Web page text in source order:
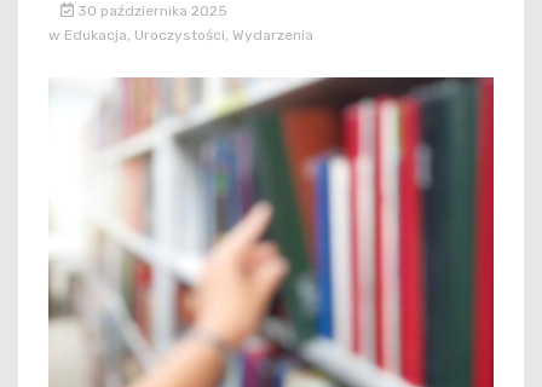
30 października 2025
w Edukacja Uroczystości Wydarzenia